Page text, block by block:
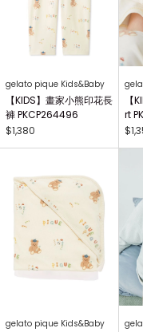
gelato pique Kids&Baby
【KIDS】畫家小熊印花長
褲 PKCP264496
$1,380
【
rt
gelato pique Kids&Baby